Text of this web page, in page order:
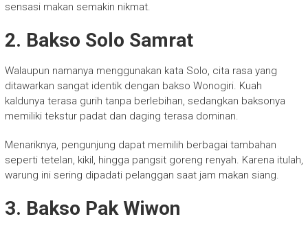
sensasi makan semakin nikmat.
2. Bakso Solo Samrat
Walaupun namanya menggunakan kata Solo, cita rasa yang
ditawarkan sangat identik dengan bakso Wonogiri. Kuah
kaldunya terasa gurih tanpa berlebihan, sedangkan baksonya
memiliki tekstur padat dan daging terasa dominan.
Menariknya, pengunjung dapat memilih berbagai tambahan
seperti tetelan, kikil, hingga pangsit goreng renyah. Karena itulah,
warung ini sering dipadati pelanggan saat jam makan siang.
3. Bakso Pak Wiwon